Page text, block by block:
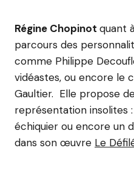
Régine Chopinot quant
parcours des
comme Philippe
vidéastes, ou encore le
Gaultier. Elle propose
représentation insolites
échiquier ou encore un
dans son œuvre Le